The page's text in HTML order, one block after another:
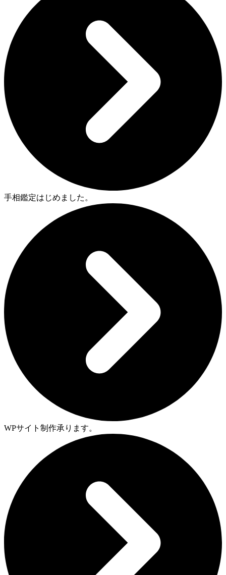
手相鑑定はじめました。
WPサイト制作承ります。